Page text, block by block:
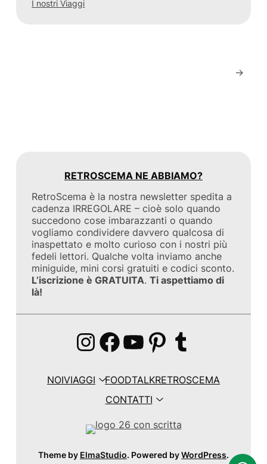
I nostri Viaggi
→
RETROSCEMA NE ABBIAMO?
RetroScema è la nostra newsletter spedita a
cadenza IRREGOLARE – cioè solo quando
succedono cose imbarazzanti o quando
vogliamo condividere davvero qualcosa di
inaspettato e molto curioso con i nostri più
fedeli lettori. Qualche volta inviamo anche
miniguide, mini corsi gratuiti e codici sconto.
L’iscrizione è GRATUITA.Ti aspettiamo di
là!
Instagram
Facebook
YouTube
Pinterest
Tumblr
NOIVIAGGI FOODTALKRETROSCEMA
CONTATTI
Theme by ElmaStudio. Powered byWordPress.